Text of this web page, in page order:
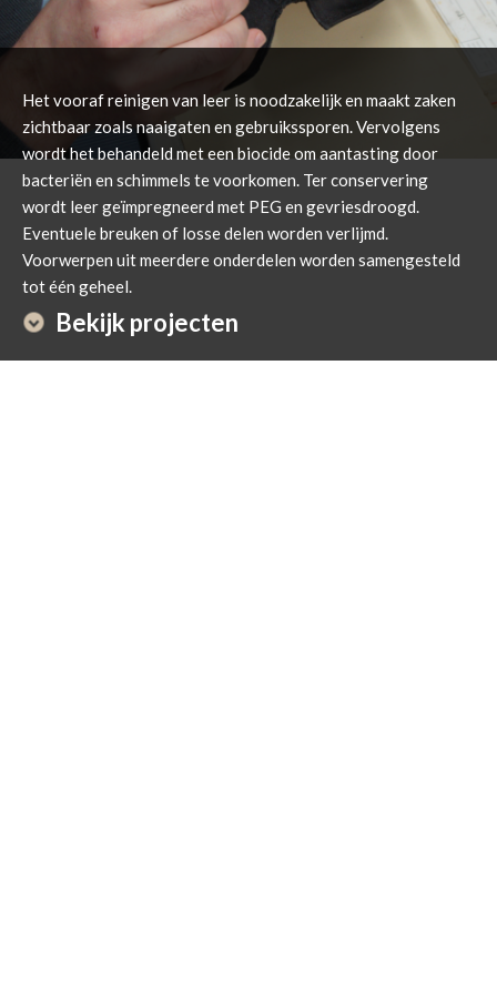
Het vooraf reinigen van leer is noodzakelijk en maakt zaken
zichtbaar zoals naaigaten en gebruikssporen. Vervolgens
wordt het behandeld met een biocide om aantasting door
bacteriën en schimmels te voorkomen. Ter conservering
wordt leer geïmpregneerd met PEG en gevriesdroogd.
Eventuele breuken of losse delen worden verlijmd.
Voorwerpen uit meerdere onderdelen worden samengesteld
tot één geheel.
Bekijk projecten